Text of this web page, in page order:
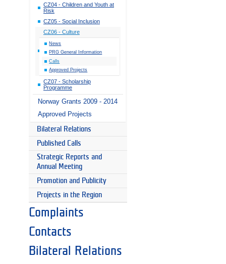
CZ04 - Children and Youth at
Risk
CZ05 - Social Inclusion
CZ06 - Culture
News
PRG General Information
Calls
Approved Projects
CZ07 - Scholarship
Programme
Norway Grants 2009 - 2014
Approved Projects
Bilateral Relations
Published Calls
Strategic Reports and
Annual Meeting
Promotion and Publicity
Projects in the Region
Complaints
Contacts
Bilateral Relations